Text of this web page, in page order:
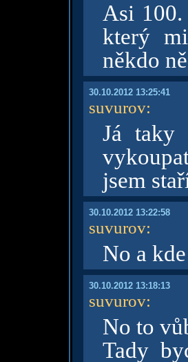
Asi
který
někdo
30.10.2012 13:25:41
suvurov:
Já taky
jsem
30.10.2012 13:22:58
suvurov:
No a
30.10.2012 13:18:13
suvurov:
No to
Tady